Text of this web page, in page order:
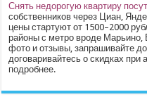
Снять недорогую квартиру
собственников через Циан,
цены стартуют от 1500–2000
районы с метро вроде
фото и отзывы, запрашивайте
договаривайтесь о скидках при
подробнее.